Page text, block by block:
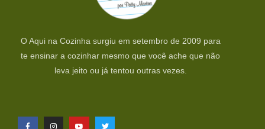
O Aqui na Cozinha surgiu em setembro de 2009 para
te ensinar a cozinhar mesmo que você ache que não
leva jeito ou já tentou outras vezes.